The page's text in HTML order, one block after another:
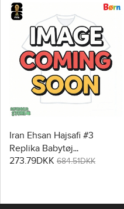
Iran Ehsan Hajsafi #3
Replika Babytøj
Hjemmebanesæt Børn VM
273.79DKK 684.51DKK